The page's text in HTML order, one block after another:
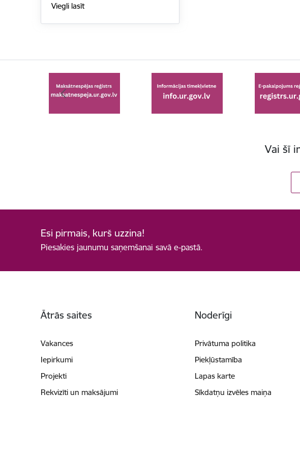
Viegli lasīt
Vai šī
Esi pirmais, kurš uzzina!
Piesakies jaunumu saņemšanai savā e-pastā.
Ātrās saites
Vakances
Iepirkumi
Projekti
Rekvizīti un maksājumi
Noderīgi
Privātuma politika
Piekļūstamība
Lapas karte
Sīkdatņu izvēles maiņa